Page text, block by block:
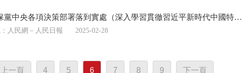
黨中央各項決策部署落到實處（深入學習貫徹習近平新時代中國特…
人民網－人民日報 2025-02-28
上一頁 4 5 6 7 8 9 下一頁